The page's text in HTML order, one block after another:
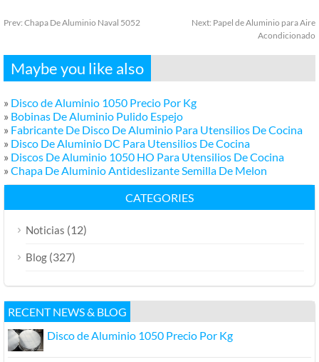
Prev: Chapa De Aluminio Naval 5052 Next: Papel de Aluminio para Aire
Acondicionado
Maybe you like also
» Disco de Aluminio 1050 Precio Por Kg
» Bobinas De Aluminio Pulido Espejo
» Fabricante De Disco De Aluminio Para Utensilios De Cocina
» Disco De Aluminio DC Para Utensilios De Cocina
» Discos De Aluminio 1050 HO Para Utensilios De Cocina
» Chapa De Aluminio Antideslizante Semilla De Melon
CATEGORIES
Noticias (12)
Blog (327)
RECENT NEWS & BLOG
Disco de Aluminio 1050 Precio Por Kg